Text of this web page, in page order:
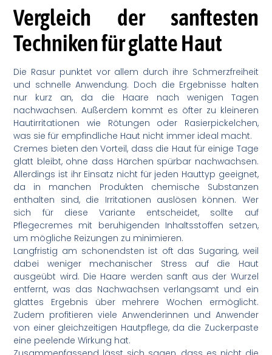
Vergleich der sanftesten
Techniken für glatte Haut
Die Rasur punktet vor allem durch ihre Schmerzfreiheit
und schnelle Anwendung. Doch die Ergebnisse halten
nur kurz an, da die Haare nach wenigen Tagen
nachwachsen. Außerdem kommt es öfter zu kleineren
Hautirritationen wie Rötungen oder Rasierpickelchen,
was sie für empfindliche Haut nicht immer ideal macht.
Cremes bieten den Vorteil, dass die Haut für einige Tage
glatt bleibt, ohne dass Härchen spürbar nachwachsen.
Allerdings ist ihr Einsatz nicht für jeden Hauttyp geeignet,
da in manchen Produkten chemische Substanzen
enthalten sind, die Irritationen auslösen können. Wer
sich für diese Variante entscheidet, sollte auf
Pflegecremes mit beruhigenden Inhaltsstoffen setzen,
um mögliche Reizungen zu minimieren.
Langfristig am schonendsten ist oft das Sugaring, weil
dabei weniger mechanischer Stress auf die Haut
ausgeübt wird. Die Haare werden sanft aus der Wurzel
entfernt, was das Nachwachsen verlangsamt und ein
glattes Ergebnis über mehrere Wochen ermöglicht.
Zudem profitieren viele Anwenderinnen und Anwender
von einer gleichzeitigen Hautpflege, da die Zuckerpaste
eine peelende Wirkung hat.